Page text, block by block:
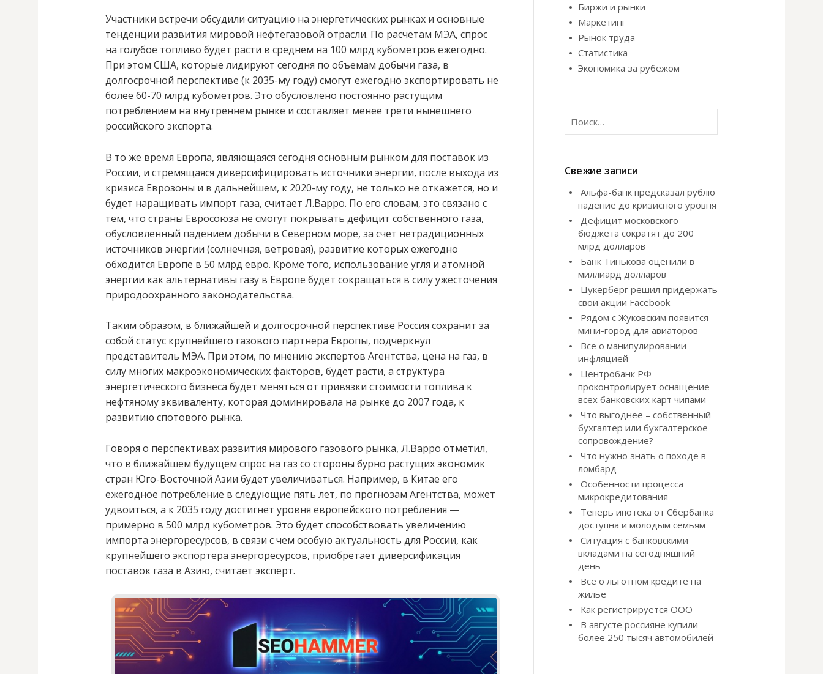
Участники встречи обсудили ситуацию на энергетических рынках и основные
тенденции развития мировой нефтегазовой отрасли. По расчетам МЭА, спрос
на голубое топливо будет расти в среднем на 100 млрд кубометров ежегодно.
При этом США, которые лидируют сегодня по объемам добычи газа, в
долгосрочной перспективе (к 2035-му году) смогут ежегодно экспортировать не
более 60-70 млрд кубометров. Это обусловлено постоянно растущим
потреблением на внутреннем рынке и составляет менее трети нынешнего
российского экспорта.
В то же время Европа, являющаяся сегодня основным рынком для поставок из
России, и стремящаяся диверсифицировать источники энергии, после выхода из
кризиса Еврозоны и в дальнейшем, к 2020-му году, не только не откажется, но и
будет наращивать импорт газа, считает Л.Варро. По его словам, это связано с
тем, что страны Евросоюза не смогут покрывать дефицит собственного газа,
обусловленный падением добычи в Северном море, за счет нетрадиционных
источников энергии (солнечная, ветровая), развитие которых ежегодно
обходится Европе в 50 млрд евро. Кроме того, использование угля и атомной
энергии как альтернативы газу в Европе будет сокращаться в силу ужесточения
природоохранного законодательства.
Таким образом, в ближайшей и долгосрочной перспективе Россия сохранит за
собой статус крупнейшего газового партнера Европы, подчеркнул
представитель МЭА. При этом, по мнению экспертов Агентства, цена на газ, в
силу многих макроэкономических факторов, будет расти, а структура
энергетического бизнеса будет меняться от привязки стоимости топлива к
нефтяному эквиваленту, которая доминировала на рынке до 2007 года, к
развитию спотового рынка.
Говоря о перспективах развития мирового газового рынка, Л.Варро отметил,
что в ближайшем будущем спрос на газ со стороны бурно растущих экономик
стран Юго-Восточной Азии будет увеличиваться. Например, в Китае его
ежегодное потребление в следующие пять лет, по прогнозам Агентства, может
удвоиться, а к 2035 году достигнет уровня европейского потребления —
примерно в 500 млрд кубометров. Это будет способствовать увеличению
импорта энергоресурсов, в связи с чем особую актуальность для России, как
крупнейшего экспортера энергоресурсов, приобретает диверсификация
поставок газа в Азию, считает эксперт.
Биржи и рынки
Маркетинг
Рынок труда
Статистика
Экономика за рубежом
Н
и
Свежие записи
Альфа-банк предсказал рублю
падение до кризисного уровня
Дефицит московского
бюджета сократят до 200
млрд долларов
Банк Тинькова оценили в
миллиард долларов
Цукерберг решил придержать
свои акции Facebook
Рядом с Жуковским появится
мини-город для авиаторов
Все о манипулировании
инфляцией
Центробанк РФ
проконтролирует оснащение
всех банковских карт чипами
Что выгоднее – собственный
бухгалтер или бухгалтерское
сопровождение?
Что нужно знать о походе в
ломбард
Особенности процесса
микрокредитования
Теперь ипотека от Сбербанка
доступна и молодым семьям
Ситуация с банковскими
вкладами на сегодняшний
день
Все о льготном кредите на
жилье
Как регистрируется ООО
В августе россияне купили
более 250 тысяч автомобилей